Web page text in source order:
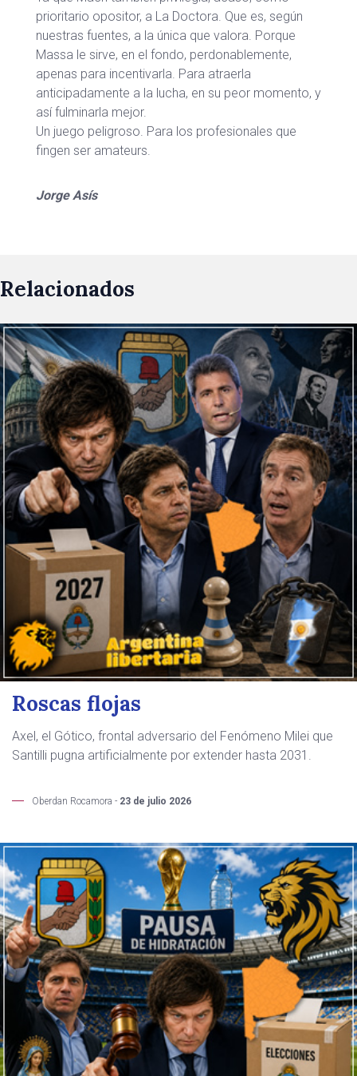
prioritario opositor, a La Doctora. Que es, según
nuestras fuentes, a la única que valora. Porque
Massa le sirve, en el fondo, perdonablemente,
apenas para incentivarla. Para atraerla
anticipadamente a la lucha, en su peor momento, y
así fulminarla mejor.
Un juego peligroso. Para los profesionales que
fingen ser amateurs.
Jorge Asís
Relacionados
Roscas flojas
Axel, el Gótico, frontal adversario del Fenómeno Milei que
Santilli pugna artificialmente por extender hasta 2031.
Oberdan Rocamora - 23 de julio 2026